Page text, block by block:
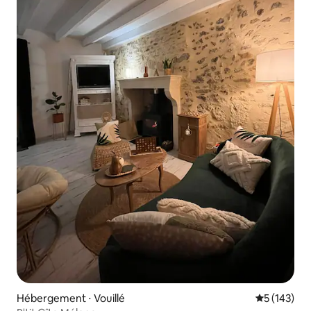
Hébergement ⋅ Vouillé Évaluation
5 (143)